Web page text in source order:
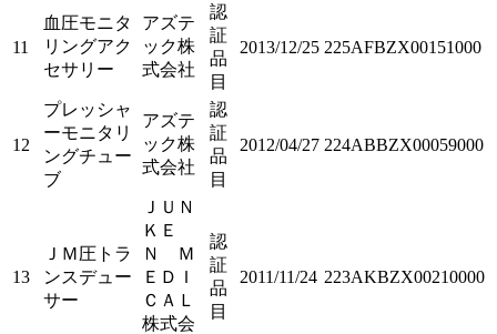
11
血圧モニタ
リングアク
セサリー
アズテ
ック株
式会社
認
証
品
目
2013/12/25 225AFBZX00151000
12
プレッシャ
ーモニタリ
ングチュー
ブ
アズテ
ック株
式会社
認
証
品
目
2012/04/27 224ABBZX00059000
13
ＪＭ圧トラ
ンスデュー
サー
ＪＵＮ
ＫＥ
Ｎ Ｍ
ＥＤＩ
ＣＡＬ
株式会
認
証
品
目
2011/11/24 223AKBZX00210000